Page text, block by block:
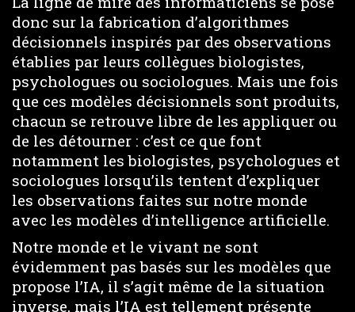
donc sur la fabrication d’algorithmes
décisionnels inspirés par des observations
établies par leurs collègues biologistes,
psychologues ou sociologues. Mais une fois
que ces modèles décisionnels sont produits,
chacun se retrouve libre de les appliquer ou
de les détourner : c’est ce que font
notamment les biologistes, psychologues et
sociologues lorsqu’ils tentent d’expliquer
les observations faites sur notre monde
avec les modèles d’intelligence artificielle.
Notre monde et le vivant ne sont
évidemment pas basés sur les modèles que
propose l’IA, il s’agit même de la situation
inverse, mais l’IA est tellement présente